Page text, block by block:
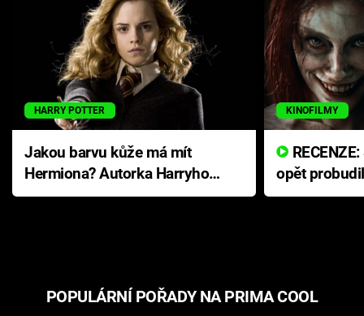
HARRY POTTER
Jakou barvu kůže má mít
Hermiona? Autorka Harryho
Pottera přišla s ráznou
KINOFILMY
opět
přichází s
POPULÁRNÍ POŘADY NA PRIMA COOL